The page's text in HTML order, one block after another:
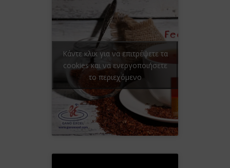
Κάντε κλικ για να επιτρέψετε τα
cookies και να ενεργοποιήσετε
το περιεχόμενο